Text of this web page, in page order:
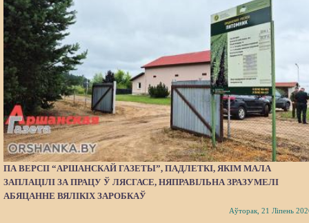
ПА ВЕРСІІ “АРШАНСКАЙ ГАЗЕТЫ”, ПАДЛЕТКІ, ЯКІМ МАЛА
ЗАПЛАЦІЛІ ЗА ПРАЦУ Ў ЛЯСГАСЕ, НЯПРАВІЛЬНА ЗРАЗУМЕЛІ
АБЯЦАННЕ ВЯЛІКІХ ЗАРОБКАЎ
Аўторак, 21 Ліпень